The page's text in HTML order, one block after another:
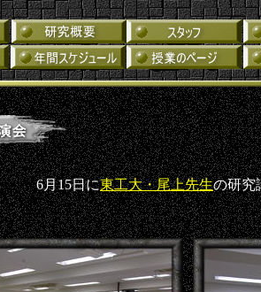
6月15日に東工大・尾上先生の研究